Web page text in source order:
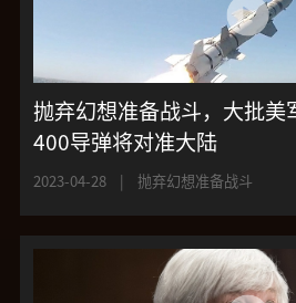
抛弃幻想准备战斗，大批美
400导弹将对准大陆
2023-04-28 | 抛弃幻想准备战斗